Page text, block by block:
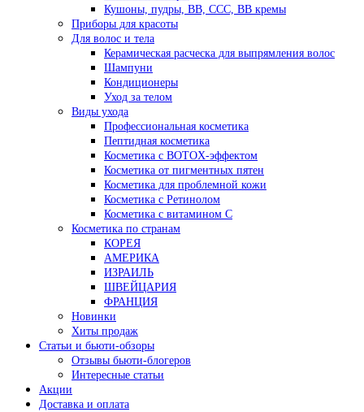
Кушоны, пудры, ВВ, ССС, ВВ кремы
Приборы для красоты
Для волос и тела
Керамическая расческа для выпрямления волос
Шампуни
Кондиционеры
Уход за телом
Виды ухода
Профессиональная косметика
Пептидная косметика
Косметика с BOTOX-эффектом
Косметика от пигментных пятен
Косметика для проблемной кожи
Косметика с Ретинолом
Косметика с витамином С
Косметика по странам
КОРЕЯ
АМЕРИКА
ИЗРАИЛЬ
ШВЕЙЦАРИЯ
ФРАНЦИЯ
Новинки
Хиты продаж
Статьи и бьюти-обзоры
Отзывы бьюти-блогеров
Интересные статьи
Акции
Доставка и оплата